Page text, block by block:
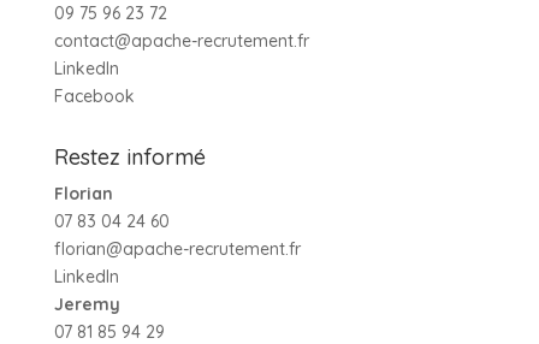
09 75 96 23 72
contact@apache-recrutement.fr
LinkedIn
Facebook
Restez informé
Florian
07 83 04 24 60
florian@apache-recrutement.fr
LinkedIn
Jeremy
07 81 85 94 29